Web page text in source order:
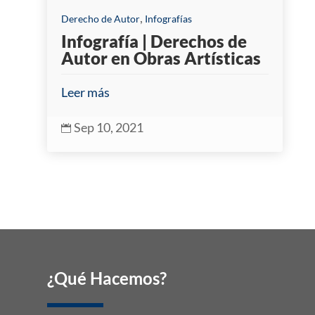
Derecho de Autor, Infografías
Infografía | Derechos de
Autor en Obras Artísticas
Leer más
 Sep 10, 2021
¿Qué Hacemos?